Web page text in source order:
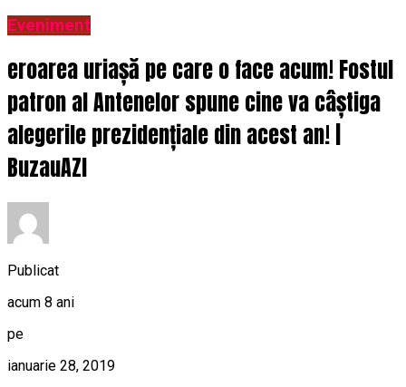
Eveniment
eroarea uriașă pe care o face acum! Fostul
patron al Antenelor spune cine va câștiga
alegerile prezidențiale din acest an! |
BuzauAZI
Publicat
acum 8 ani
pe
ianuarie 28, 2019